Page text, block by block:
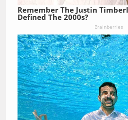
Remember The Justin
Defined The 2000s?
Brainberries